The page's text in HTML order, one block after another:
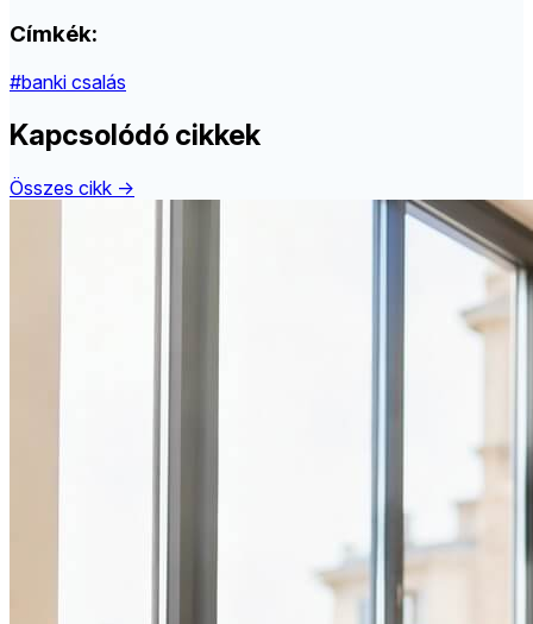
Címkék:
#banki csalás
Kapcsolódó cikkek
Összes cikk →